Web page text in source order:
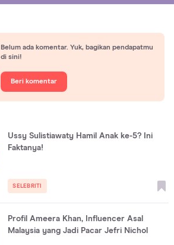
Belum ada komentar. Yuk, bagikan pendapatmu
di sini!
Beri komentar
Ussy Sulistiawaty Hamil Anak ke-5? Ini
Faktanya!
SELEBRITI
Profil Ameera Khan, Influencer Asal
Malaysia yang Jadi Pacar Jefri Nichol